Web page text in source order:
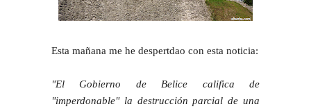
Esta mañana me he despertdao con esta noticia:
"El Gobierno de Belice califica de
"imperdonable" la destrucción parcial de una